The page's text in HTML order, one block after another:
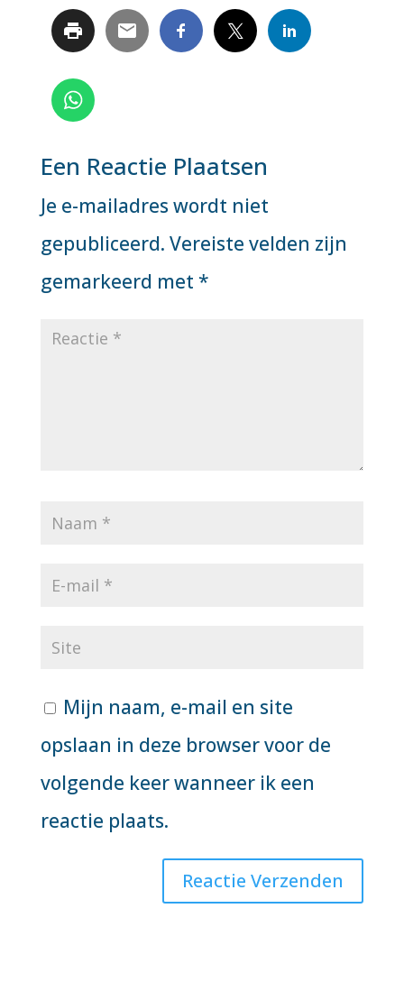
Een Reactie Plaatsen
Je e-mailadres wordt niet
gepubliceerd. Vereiste velden zijn
gemarkeerd met *
Mijn naam, e-mail en site
opslaan in deze browser voor de
volgende keer wanneer ik een
reactie plaats.